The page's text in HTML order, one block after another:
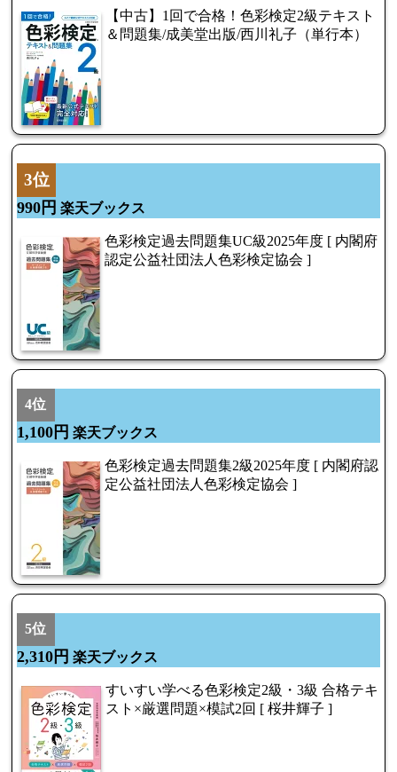
【中古】1回で合格！色彩検定2級テキスト
＆問題集/成美堂出版/西川礼子（単行本）
3位
990円 楽天ブックス
色彩検定過去問題集UC級2025年度 [ 内閣府
認定公益社団法人色彩検定協会 ]
4位
1,100円 楽天ブックス
色彩検定過去問題集2級2025年度 [ 内閣府認
定公益社団法人色彩検定協会 ]
5位
2,310円 楽天ブックス
すいすい学べる色彩検定2級・3級 合格テキ
スト×厳選問題×模試2回 [ 桜井輝子 ]